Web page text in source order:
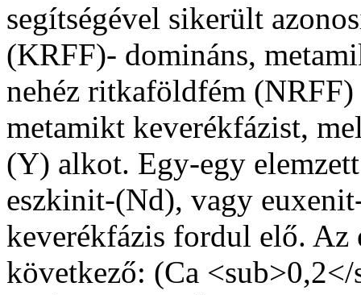
segítségével sikerült
(KRFF)- domináns,
nehéz ritkaföldfém (NRFF)
metamikt keverékfázist,
(Y) alkot. Egy-egy
eszkinit-(Nd), vagy
keverékfázis fordul elő. Az
következő: (Ca